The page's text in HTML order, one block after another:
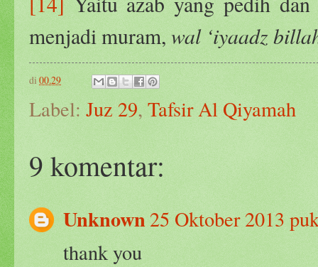
menjadi muram, wal ‘iyaadz
di 00.29
Label: Juz 29, Tafsir Al Qiyamah
9 komentar:
Unknown25 Oktober 2013
thank you